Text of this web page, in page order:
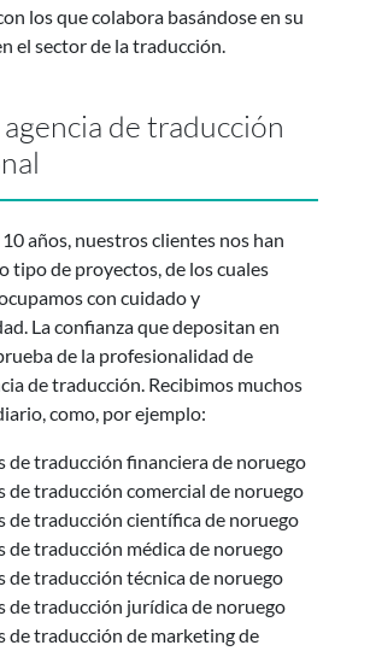
los que colabora basándose en su
el sector de la traducción.
de traducción
años, nuestros clientes nos han
tipo de proyectos, de los cuales
con cuidado y
La confianza que depositan en
de la profesionalidad de
de traducción. Recibimos muchos
como, por ejemplo:
de traducción financiera de noruego
de traducción comercial de noruego
de traducción científica de noruego
de traducción médica de noruego
de traducción técnica de noruego
de traducción jurídica de noruego
de traducción de marketing de